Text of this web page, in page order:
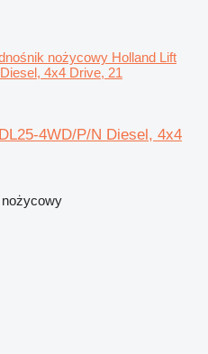
nożycowy Holland Lift
4x4 Drive, 21
4WD/P/N Diesel, 4x4